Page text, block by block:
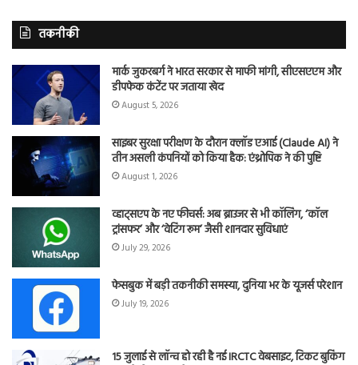
तकनीकी
मार्क जुकरबर्ग ने भारत सरकार से माफी मांगी, सीएसएएम और
डीपफेक कंटेंट पर जताया खेद
August 5, 2026
साइबर सुरक्षा परीक्षण के दौरान क्लॉड एआई (Claude AI) ने
तीन असली कंपनियों को किया हैक: एंथ्रोपिक ने की पुष्टि
August 1, 2026
व्हाट्सएप के नए फीचर्स: अब ब्राउजर से भी कॉलिंग, ‘कॉल
ट्रांसफर’ और ‘वेटिंग रूम’ जैसी शानदार सुविधाएं
July 29, 2026
फेसबुक में बड़ी तकनीकी समस्या, दुनिया भर के यूजर्स परेशान
July 19, 2026
15 जुलाई से लॉन्च हो रही है नई IRCTC वेबसाइट, टिकट बुकिंग